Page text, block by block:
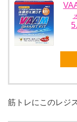
筋トレにこのレジ